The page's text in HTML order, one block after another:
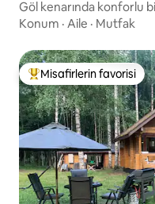
Göl kenarında konforlu
Konum · Aile · Mutfak
Misafirlerin
Misafirlerin favorisi